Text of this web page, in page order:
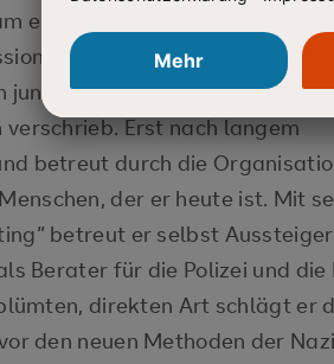
er als Teenager die volle
in den neuen
jungen Mann auf, so dass er
Erst nach langem
betreut durch die
der er heute ist. Mit
betreut er selbst
Berater für die Polizei und die
direkten Art schlägt er
den neuen Methoden der